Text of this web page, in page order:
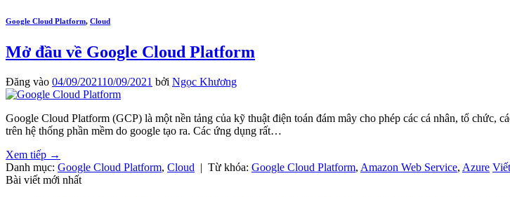
Google Cloud Platform, Cloud
Mở đầu về Google Cloud Platform
Đăng vào 04/09/202110/09/2021 bởi Ngọc Khương
Google Cloud Platform (GCP) là một nền tảng của kỹ thuật điện toán đám mây cho phép các cá nhân, tổ chức,
trên hệ thống phần mềm do google tạo ra. Các ứng dụng rất…
Xem tiếp →
Danh mục: Google Cloud Platform, Cloud | Từ khóa: Google Cloud Platform, Amazon Web Service, Azure
Bài viết mới nhất